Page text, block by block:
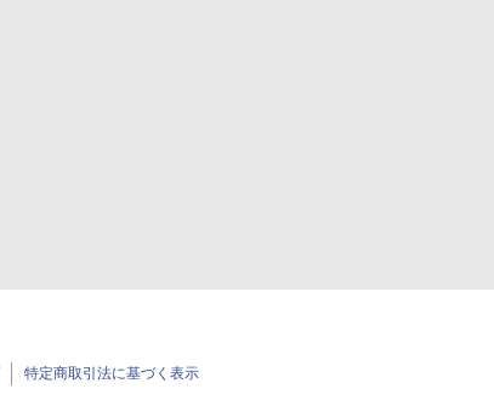
特定商取引法に基づく表示